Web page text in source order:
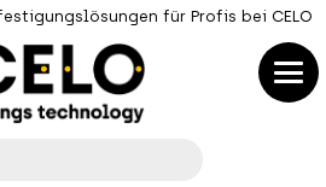
für Profis bei CELO